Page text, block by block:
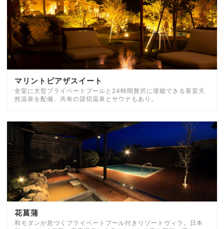
マリントピアザスイート
全室に大型プライベートプールと24時間贅沢に堪能できる客室天
然温泉を配備。共有の貸切温泉とサウナもあり。
花菖蒲
和モダンが息づくプライベートプール付きリゾートヴィラ。日本